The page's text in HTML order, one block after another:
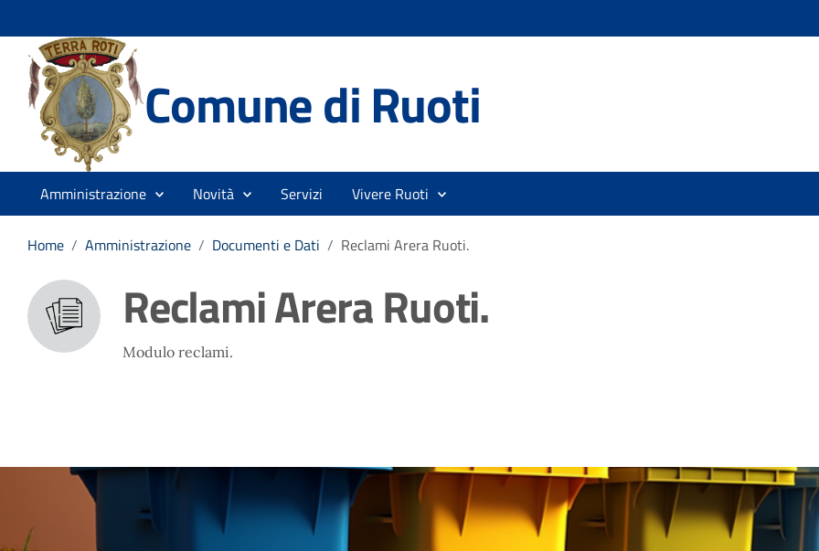
Comune di Ruoti
Amministrazione Novità Servizi Vivere Ruoti
Home / Amministrazione / Documenti e Dati / Reclami Arera Ruoti.
Reclami Arera Ruoti.
Modulo reclami.